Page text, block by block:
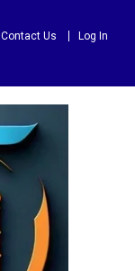
Contact Us Log In